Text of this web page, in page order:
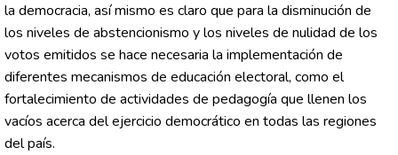
la democracia, así mismo es claro que para la disminución de
los niveles de abstencionismo y los niveles de nulidad de los
votos emitidos se hace necesaria la implementación de
diferentes mecanismos de educación electoral, como el
fortalecimiento de actividades de pedagogía que llenen los
vacíos acerca del ejercicio democrático en todas las regiones
del país.